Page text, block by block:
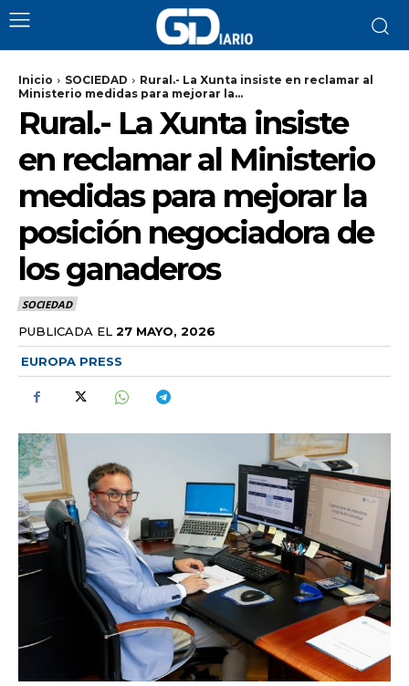
Inicio SOCIEDAD
Rural.- La Xunta insiste en reclamar al
Ministerio medidas para mejorar la...
Rural.- La Xunta insiste
en reclamar al Ministerio
medidas para mejorar la
posición negociadora de
los ganaderos
SOCIEDAD
PUBLICADA EL 27 MAYO, 2026
EUROPA PRESS